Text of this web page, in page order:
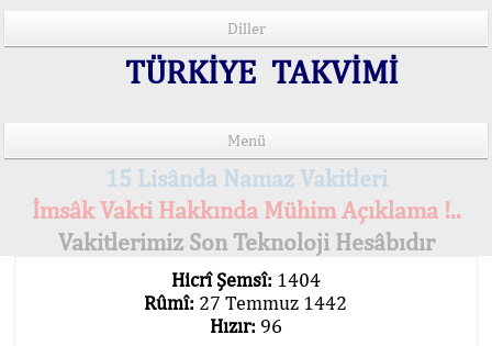
Diller
TÜRKİYE TAKVİMİ
Menü
15 Lisânda Namaz Vakitleri
İmsâk Vakti Hakkında Mühim Açıklama !..
Vakitlerimiz Son Teknoloji Hesâbıdır
Hicrî Şemsî: 1404
Rûmî: 27 Temmuz 1442
Hızır: 96